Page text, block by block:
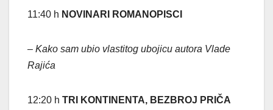
11:40 h NOVINARI ROMANOPISCI
– Kako sam ubio vlastitog ubojicu autora Vlade
Rajića
12:20 h TRI KONTINENTA, BEZBROJ PRIČA